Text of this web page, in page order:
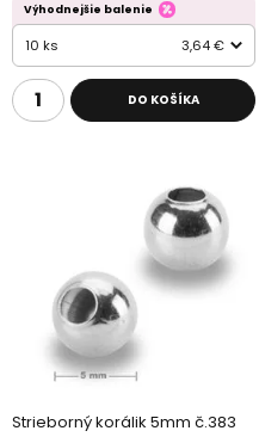
Výhodnejšie balenie
10 ks 3,64 €
DO KOŠÍKA
Strieborný korálik 5mm č.383